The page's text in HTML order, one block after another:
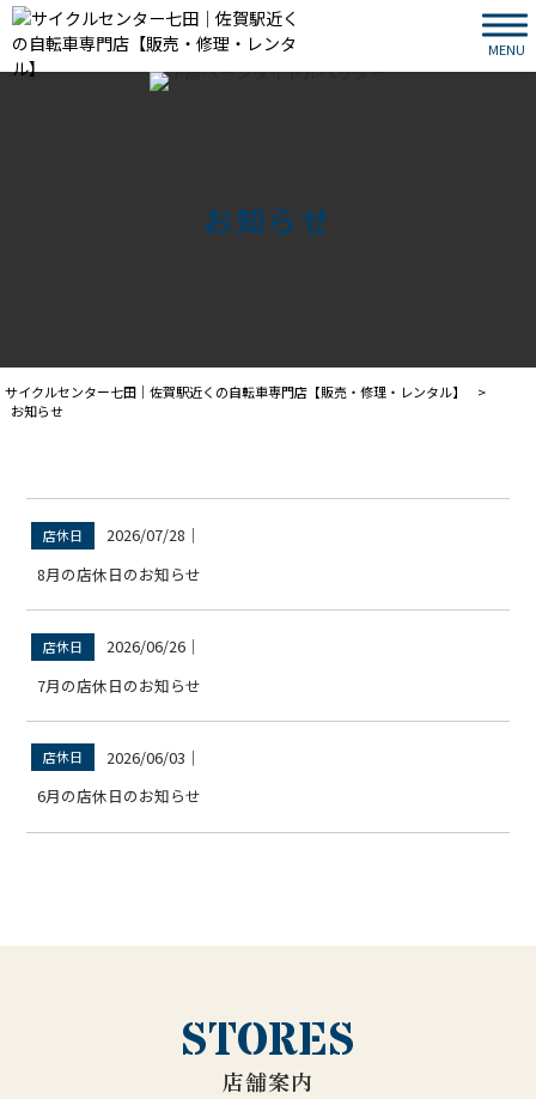
MENU
お知らせ
サイクルセンター七田｜佐賀駅近くの自転車専門店【販売・修理・レンタル】
>
お知らせ
店休日 2026/07/28 ｜
8月の店休日のお知らせ
店休日 2026/06/26 ｜
7月の店休日のお知らせ
店休日 2026/06/03 ｜
6月の店休日のお知らせ
STORES
店舗案内